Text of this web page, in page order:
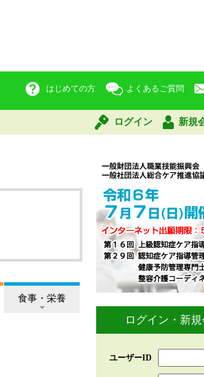
はじめての方 よくあるご質問
ログイン 新規
食事・栄養
ログイン・新
ユーザーID